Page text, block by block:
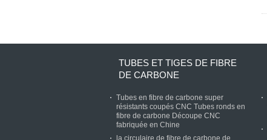
TUBES ET TIGES DE FIBRE
DE CARBONE
Tubes en fibre de carbone super
résistants coupés CNC Tubes ronds en
fibre de carbone Découpe CNC
fabriquée en Chine
la circulaire de fibre de carbone de